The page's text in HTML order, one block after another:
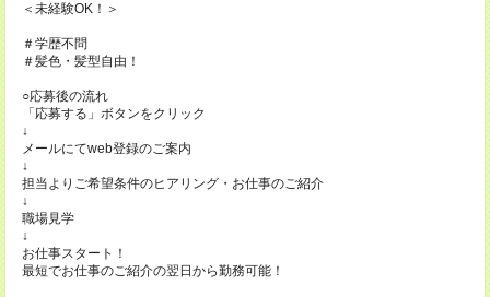
＜未経験OK！＞
＃学歴不問
＃髪色・髪型自由！
○応募後の流れ
「応募する」ボタンをクリック
↓
メールにてweb登録のご案内
↓
担当よりご希望条件のヒアリング・お仕事のご紹介
↓
職場見学
↓
お仕事スタート！
最短でお仕事のご紹介の翌日から勤務可能！